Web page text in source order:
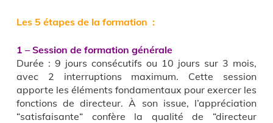
Les 5 étapes de la formation :
1 – Session de formation générale
Durée : 9 jours consécutifs ou 10 jours sur 3 mois,
avec 2 interruptions maximum. Cette session
apporte les éléments fondamentaux pour exercer les
fonctions de directeur. À son issue, l’appréciation
“satisfaisante“ confère la qualité de “directeur